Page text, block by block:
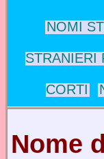
NOMI
STRANIERI
CORTI
Nome